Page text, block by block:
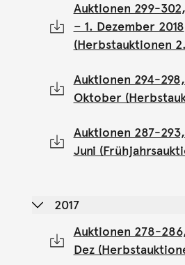
Auktionen 299-
– 1. Dezember 2018
(Herbstauktionen
Auktionen 294-
Oktober
Auktionen 287-
Juni
2017
Auktionen 278-
Dez